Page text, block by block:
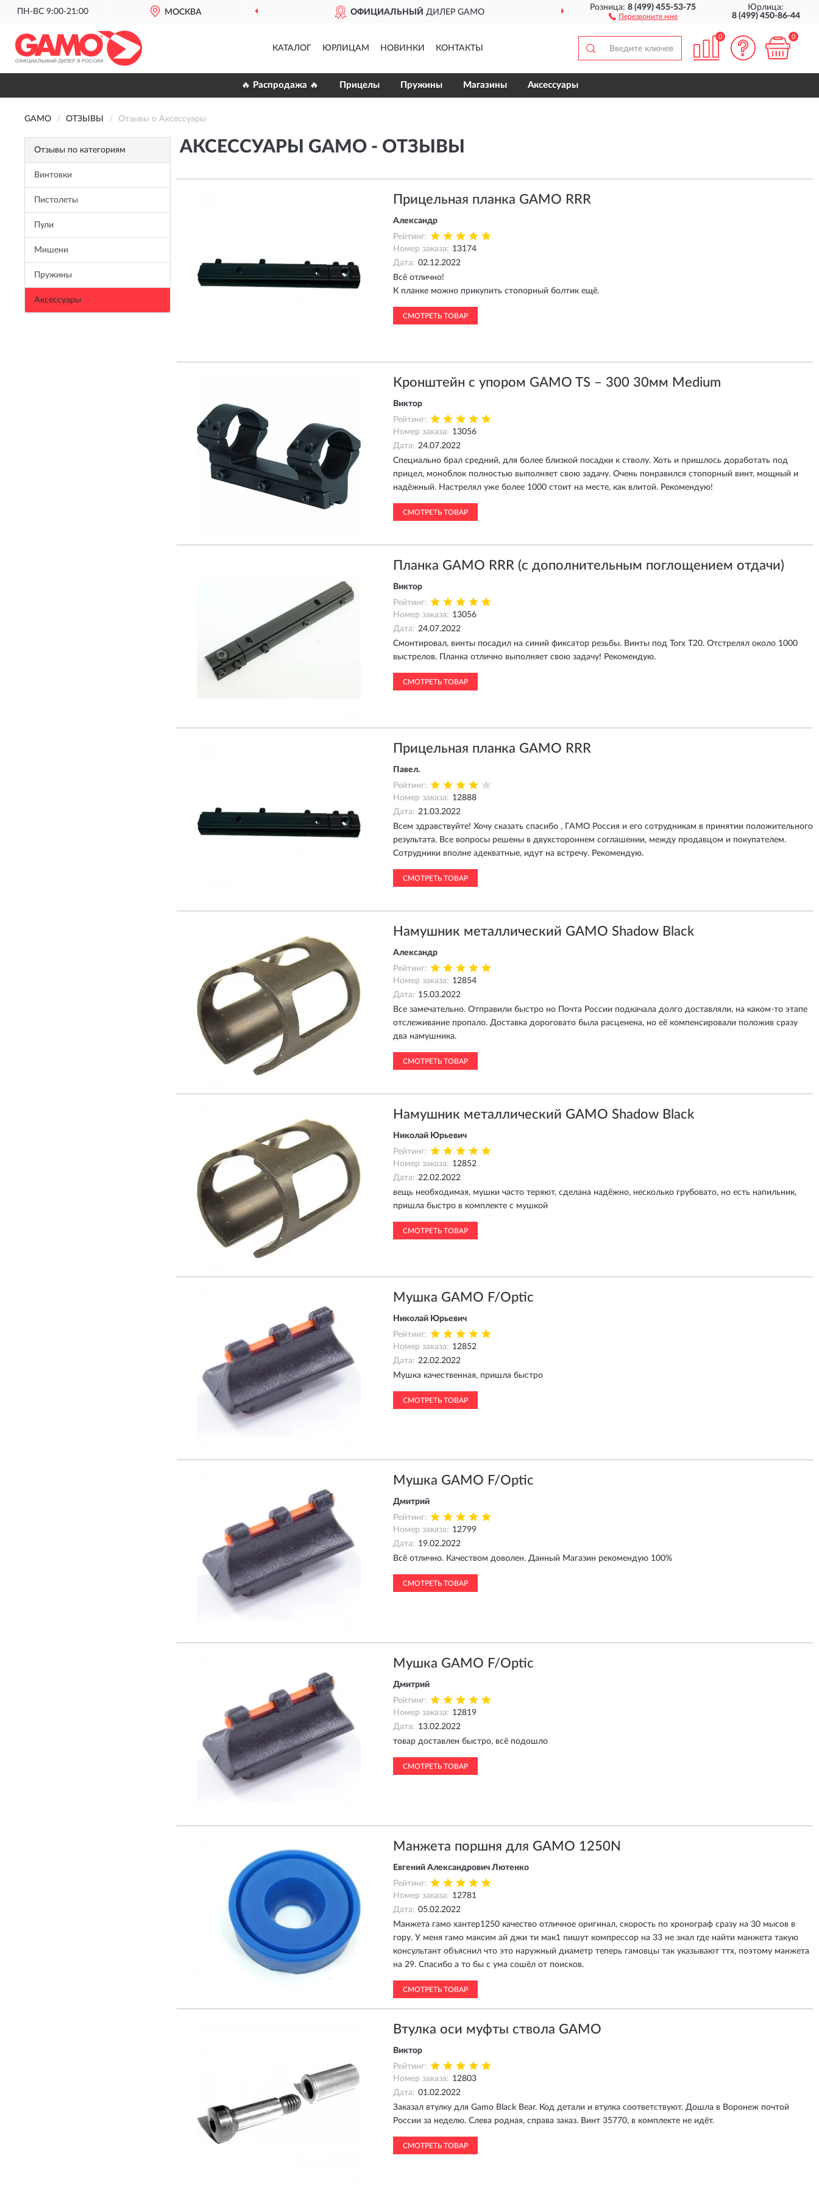
ПН-ВС 9:00-21:00 МОСКВА ОФИЦИАЛЬНЫЙ ДИЛЕР GAMO ДОСТАВИМ ПО ВСЕЙ РОССИИ
Розница:8 (499) 455-53-75
Перезвоните мне
Юрлица:
8 (499) 450-86-44
КАТАЛОГ ЮРЛИЦАМ НОВИНКИ КОНТАКТЫ
0 0
🔥 Распродажа 🔥 Прицелы Пружины Магазины Аксессуары
GAMO ОТЗЫВЫ Отзывы о Аксессуары
Отзывы по категориям
Винтовки
Пистолеты
Пули
Мишени
Пружины
Аксессуары
АКСЕССУАРЫ GAMO - ОТЗЫВЫ
Прицельная планка GAMO RRR
Александр
Рейтинг:
Номер заказа: 13174
Дата: 02.12.2022
Всё отлично!
К планке можно прикупить стопорный болтик ещё.
СМОТРЕТЬ ТОВАР
Кронштейн с упором GAMO TS – 300 30мм Medium
Виктор
Рейтинг:
Номер заказа: 13056
Дата: 24.07.2022
Специально брал средний, для более близкой посадки к стволу. Хоть и пришлось доработать под
прицел, моноблок полностью выполняет свою задачу. Очень понравился стопорный винт, мощный и
надёжный. Настрелял уже более 1000 стоит на месте, как влитой. Рекомендую!
СМОТРЕТЬ ТОВАР
Планка GAMO RRR (с дополнительным поглощением отдачи)
Виктор
Рейтинг:
Номер заказа: 13056
Дата: 24.07.2022
Смонтировал, винты посадил на синий фиксатор резьбы. Винты под Torx T20. Отстрелял около 1000
выстрелов. Планка отлично выполняет свою задачу! Рекомендую.
СМОТРЕТЬ ТОВАР
Прицельная планка GAMO RRR
Павел.
Рейтинг:
Номер заказа: 12888
Дата: 21.03.2022
Всем здравствуйте! Хочу сказать спасибо , ГАМО Россия и его сотрудникам в принятии положительного
результата. Все вопросы решены в двухстороннем соглашении, между продавцом и покупателем.
Сотрудники вполне адекватные, идут на встречу. Рекомендую.
СМОТРЕТЬ ТОВАР
Намушник металлический GAMO Shadow Black
Александр
Рейтинг:
Номер заказа: 12854
Дата: 15.03.2022
Все замечательно. Отправили быстро но Почта России подкачала долго доставляли, на каком-то этапе
отслеживание пропало. Доставка дороговато была расценена, но её компенсировали положив сразу
два намушника.
СМОТРЕТЬ ТОВАР
Намушник металлический GAMO Shadow Black
Николай Юрьевич
Рейтинг:
Номер заказа: 12852
Дата: 22.02.2022
вещь необходимая, мушки часто теряют, сделана надёжно, несколько грубовато, но есть напильник,
пришла быстро в комплекте с мушкой
СМОТРЕТЬ ТОВАР
Мушка GAMO F/Optic
Николай Юрьевич
Рейтинг:
Номер заказа: 12852
Дата: 22.02.2022
Мушка качественная, пришла быстро
СМОТРЕТЬ ТОВАР
Мушка GAMO F/Optic
Дмитрий
Рейтинг:
Номер заказа: 12799
Дата: 19.02.2022
Всё отлично. Качеством доволен. Данный Магазин рекомендую 100%
СМОТРЕТЬ ТОВАР
Мушка GAMO F/Optic
Дмитрий
Рейтинг:
Номер заказа: 12819
Дата: 13.02.2022
товар доставлен быстро, всё подошло
СМОТРЕТЬ ТОВАР
Манжета поршня для GAMO 1250N
Евгений Александрович Лютенко
Рейтинг:
Номер заказа: 12781
Дата: 05.02.2022
Манжета гамо хантер1250 качество отличное оригинал, скорость по хронограф сразу на 30 мысов в
гору. У меня гамо максим ай джи ти мак1 пишут компрессор на 33 не знал где найти манжета такую
консультант объяснил что это наружный диаметр теперь гамовцы так указывают ттх, поэтому манжета
на 29. Спасибо а то бы с ума сошёл от поисков.
СМОТРЕТЬ ТОВАР
Втулка оси муфты ствола GAMO
Виктор
Рейтинг:
Номер заказа: 12803
Дата: 01.02.2022
Заказал втулку для Gamo Black Bear. Код детали и втулка соответствуют. Дошла в Воронеж почтой
России за неделю. Слева родная, справа заказ. Винт 35770, в комплекте не идёт.
СМОТРЕТЬ ТОВАР